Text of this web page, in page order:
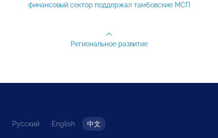
финансовый сектор поддержал тамбовские МСП
Региональное развитие
Русский English 中文